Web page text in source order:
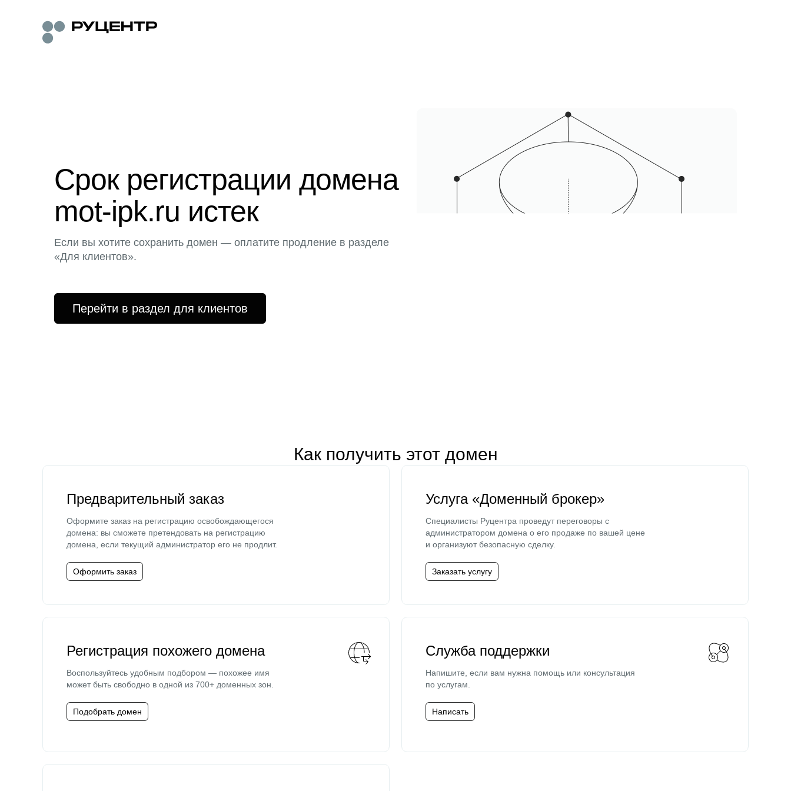
Срок регистрации домена
mot-ipk.ru истек
Если вы хотите сохранить домен — оплатите продление в разделе
«Для клиентов».
Перейти в раздел для клиентов
Как получить этот домен
Предварительный заказ
Оформите заказ на регистрацию освобождающегося
домена: вы сможете претендовать на регистрацию
домена, если текущий администратор его не продлит.
Оформить заказ
Услуга «Доменный брокер»
Специалисты Руцентра проведут переговоры с
администратором домена о его продаже по вашей цене
и организуют безопасную сделку.
Заказать услугу
Регистрация похожего домена
Воспользуйтесь удобным подбором — похожее имя
может быть свободно в одной из 700+ доменных зон.
Подобрать домен
Служба поддержки
Напишите, если вам нужна помощь или консультация
по услугам.
Написать